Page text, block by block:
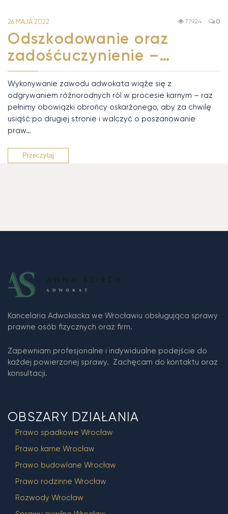
26 MAJA 2022 0
77924
Odszkodowanie oraz
zadośćuczynienie –…
Wykonywanie zawodu adwokata wiąże się z
odgrywaniem różnorodnych ról w procesie karnym – raz
pełnimy obowiązki obrońcy oskarżonego, aby za chwilę
usiąść po drugiej stronie i walczyć o poszanowanie
praw…
Przeczytaj
Kancelaria Adwokacka we Wrocławiu obsługująca sprawy
prawne osób fizycznych oraz firm.
Zapewniam profesjonalne i indywidualne podejście do
każdej powierzonej sprawy. Zachęcam do kontaktu oraz
konsultacji.
OBSZARY DZIAŁANIA
Prawo spadkowe Wrocław
Prawo karne Wrocław
Prawo budowlane Wrocław
Prawo rodzinne Wrocław
Rozwody Wrocław